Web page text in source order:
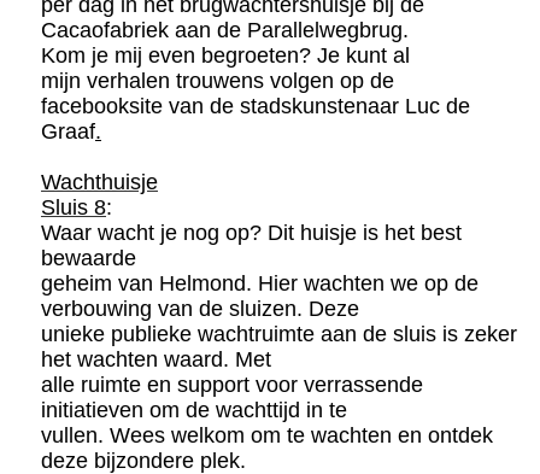
per dag in het brugwachtershuisje bij de
Cacaofabriek aan de Parallelwegbrug.
Kom je mij even begroeten? Je kunt al
mijn verhalen trouwens volgen op de
facebooksite van de stadskunstenaar Luc de
Graaf.
Wachthuisje
Sluis 8:
Waar wacht je nog op? Dit huisje is het best
bewaarde
geheim van Helmond. Hier wachten we op de
verbouwing van de sluizen. Deze
unieke publieke wachtruimte aan de sluis is zeker
het wachten waard. Met
alle ruimte en support voor verrassende
initiatieven om de wachttijd in te
vullen. Wees welkom om te wachten en ontdek
deze bijzondere plek.